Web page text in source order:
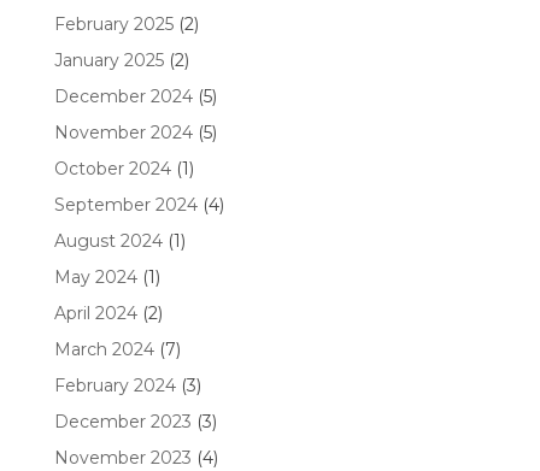
February 2025(2)
January 2025(2)
December 2024(5)
November 2024(5)
October 2024(1)
September 2024(4)
August 2024(1)
May 2024(1)
April 2024(2)
March 2024(7)
February 2024(3)
December 2023 (3)
November 2023 (4)